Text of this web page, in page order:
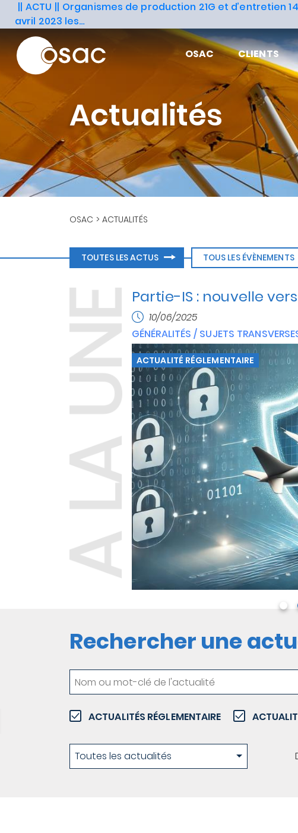
Aller
contenu
principal
ACTU
Organismes de production 21G et d’entretien
avril 2023 les…
OSAC CLIENTS
Actualités
FIL
D'ARIANE
OSAC ACTUALITÉS
TOUTES LES ACTUS TOUS LES ÉVÈNEMENTS
de leur bulletin
au maintien de la
Partie-IS : nouvelle
10/06/2025
GÉNÉRALITÉS / SUJETS
ACTUALITÉ RÉGLEMENTAIRE
Rechercher une
Titre
reglementaire
ACTUALITÉS RÉGLEMENTAIRE
Type
d'actualités
Toutes les actualités